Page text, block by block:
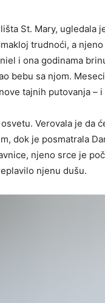
St. Mary, ugledala
trudnoći, a
i ona godinama
bebu sa njom.
tajnih putovanja –
Verovala je da
dok je posmatrala
njeno srce je
njenu dušu.